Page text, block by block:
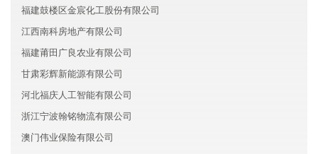
福建鼓楼区金宸化工股份有限公司
江西南科房地产有限公司
福建莆田广良农业有限公司
甘肃彩辉新能源有限公司
河北福庆人工智能有限公司
浙江宁波翰铭物流有限公司
澳门伟业保险有限公司